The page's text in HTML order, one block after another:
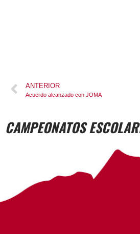
ANTERIOR
Acuerdo alcanzado con JOMA
CAMPEONATOS